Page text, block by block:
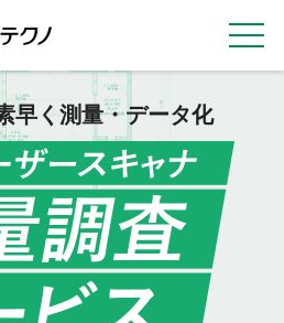
早く測量・データ化